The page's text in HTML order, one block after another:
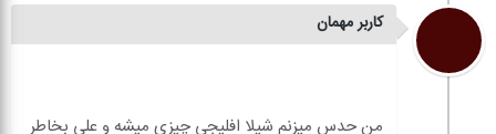
کاربر مهمان
من حدس میزنم شیلا افلیجی چیزی میشه و علی بخاطر